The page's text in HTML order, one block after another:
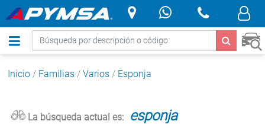
.
Inicio / Familias / Varios / Esponja
La búsqueda actual es: esponja